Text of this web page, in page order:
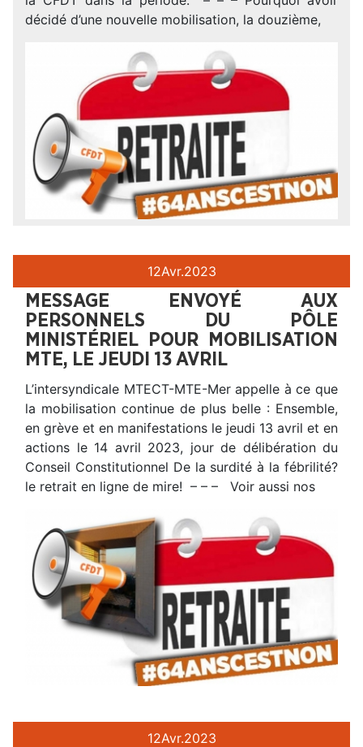
décidé d’une nouvelle mobilisation, la douzième,
12Avr.2023
MESSAGE ENVOYÉ AUX
PERSONNELS DU PÔLE
MINISTÉRIEL POUR MOBILISATION
MTE, LE JEUDI 13 AVRIL
L’intersyndicale MTECT-MTE-Mer appelle à ce que
la mobilisation continue de plus belle : Ensemble,
en grève et en manifestations le jeudi 13 avril et en
actions le 14 avril 2023, jour de délibération du
Conseil Constitutionnel De la surdité à la fébrilité?
le retrait en ligne de mire! – – – Voir aussi nos
12Avr.2023